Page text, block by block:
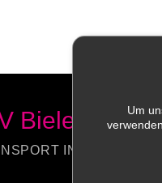
Bielefeld e.V.
IN BIELEFELD
Um